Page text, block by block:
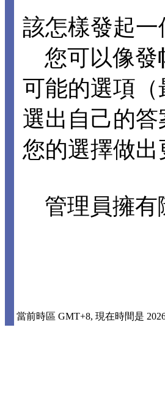
該怎樣發起一
您可以像發
可能的選項
選出自己的
您的選擇做出
管理員擁有
當前時區 GMT+8, 現在時間是